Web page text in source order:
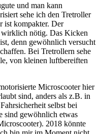
und man kann
sehe ich den Tretroller
ist kompakter. Der
nötig. Das Kicken
denn gewöhnlich versucht
Bei Tretrollern sehe
von kleinen luftbereiften
Microscooter hier
sind, anders als z.B. in
selbst bei
sind gewöhnlich etwas
2018 könnte